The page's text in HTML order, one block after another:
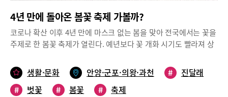
4년 만에 돌아온 봄꽃 축제 가볼까?
코로나 확산 이후 4년 만에 마스크 없는 봄을 맞아 전국에서는 꽃을
주제로 한 봄꽃 축제가 열린다. 예년보다 꽃 개화 시기도 빨라져 상
음도 바빠졌다. 봄의 전령이라고 할 수 있는 진달래, 개나리를 비롯
해 대표적인 봄꽃인 벚꽃이 작년보다 1~7일 빨리 피면서 주말이면
꽃을 보기 위해 거리로 나오는 사람들로 붐비고 있다. 안양시 인근
생활·문화 안양·군포·의왕·과천 #
진달래
#
벗꽃 # 봄꽃 # 축제